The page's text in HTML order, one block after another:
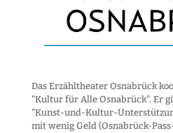
Das Erzähltheater Osnabrück
"Kultur für Alle Osnabrück". Er
"Kunst-und-Kultur-
mit wenig Geld (Osnabrück-